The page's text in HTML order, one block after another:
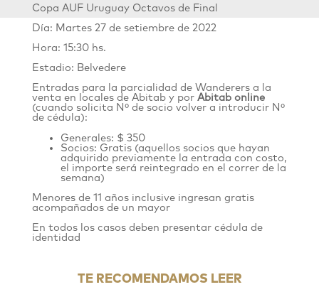
Copa AUF Uruguay Octavos de Final
Día: Martes 27 de setiembre de 2022
Hora: 15:30 hs.
Estadio: Belvedere
Entradas para la parcialidad de Wanderersa la
venta en locales de Abitab y por Abitab online
(cuando solicita Nº de socio volver a introducir Nº
de cédula):
Generales: $ 350
Socios: Gratis (aquellos socios que hayan
adquirido previamente la entrada con costo,
el importe será reintegrado en el correr de la
semana)
Menores de 11 años inclusive ingresan gratis
acompañados de un mayor
En todos los casos deben presentar cédula de
identidad
TE RECOMENDAMOS LEER